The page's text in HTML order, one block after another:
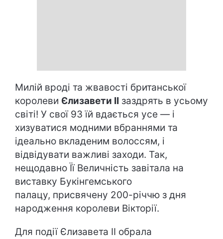
Милій вроді та жвавості британської
королеви Єлизавети ІІ заздрять в усьому
світі! У свої 93 їй вдається усе — і
хизуватися модними вбраннями та
ідеально вкладеним волоссям, і
відвідувати важливі заходи. Так,
нещодавно Її Величність завітала на
виставку Букінгемського
палацу, присвячену 200-річчю з дня
народження королеви Вікторії.
Для події Єлизавета ІІ обрала